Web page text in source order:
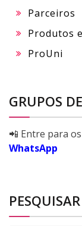
Parceiros
Produtos
ProUni
GRUPOS
📲 Entre para
WhatsApp
PESQUISAR